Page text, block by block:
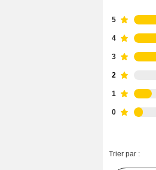
5
4
3
2
1
0
Trier par :